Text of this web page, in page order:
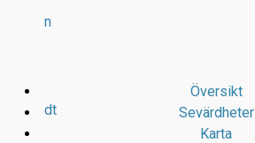
n
dt
Översikt
Sevärdheter
Karta